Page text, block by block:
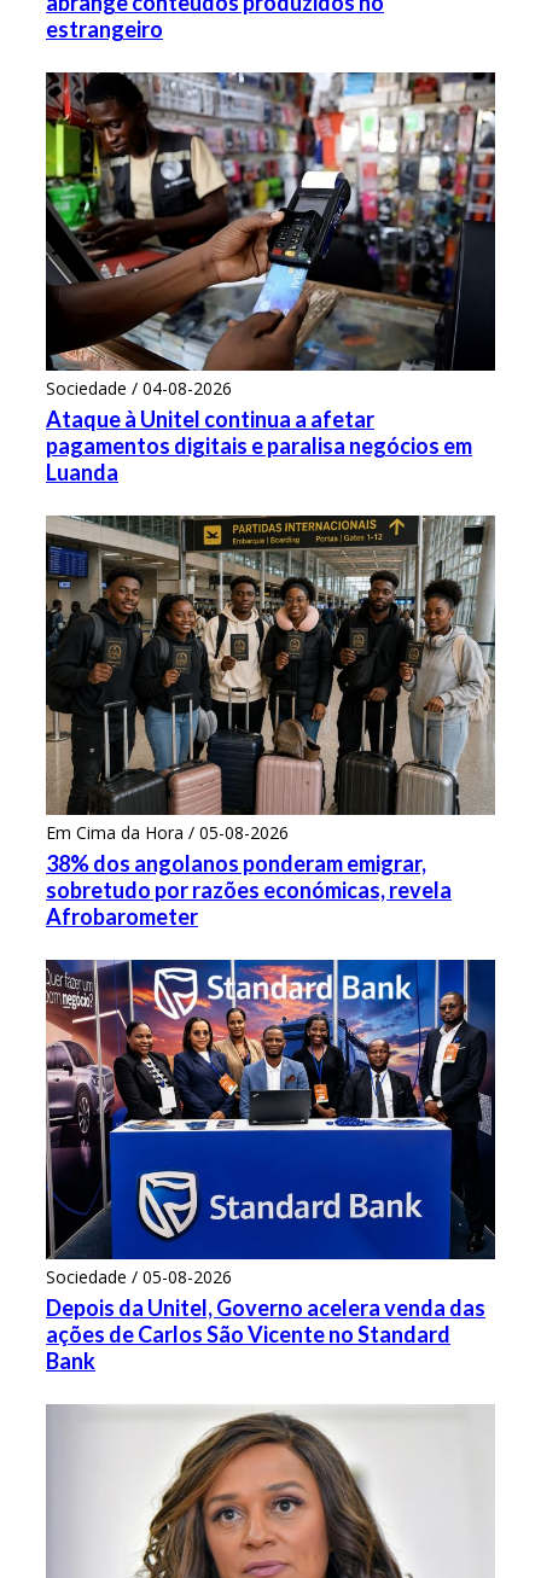
estrangeiro
Sociedade / 04-08-2026
Ataque à Unitel continua a afetar
pagamentos digitais e paralisa negócios em
Luanda
Em Cima da Hora / 05-08-2026
38% dos angolanos ponderam emigrar,
sobretudo por razões económicas, revela
Afrobarometer
Sociedade / 05-08-2026
Depois da Unitel, Governo acelera venda das
ações de Carlos São Vicente no Standard
Bank